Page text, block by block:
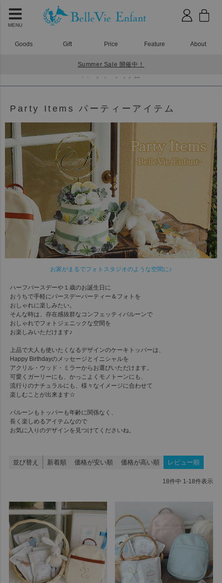
MENU
Goods Gift Price Feature About
Summer Sale 開催中！
パーティーアイテム
Party Items パーティーアイテム
お家がまるでフォトスタジオのような空間に♪
ハーフバースデーや１歳のお誕生日に
おうちで手軽にバースデーパーティー＆フォトを
おしゃれに楽しみたい。
そんな時は、存在感抜群なコンフェッティバルーンで
おしゃれでフォトジェニックな空間を
お楽しみいただけます♪
上品で大人も使いたくなるデザインのケーキトッパーは、
Happy Birthdayのメッセージとイニシャルを
アクリル・ウッド・ミラーからお選びいただけます。
可愛くガーリーにも、かっこよくモノトーンにも、
流行りのナチュラルにも、様々なイメージに合わせて
楽しむことが出来ます☆
バルーンもトッパーも年齢に関係なく、
長く楽しめるアイテムなので
お気に入りのデザインを見つけてくださいね。
並び替え 新着順 価格が安い順 価格が高い順 レビュー順
18件中 1-18件表示